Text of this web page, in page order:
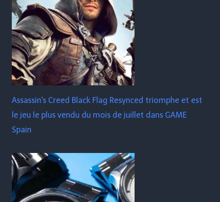
Assassin's Creed Black Flag Resynced triomphe et est
le jeu le plus vendu du mois de juillet dans GAME
Spain